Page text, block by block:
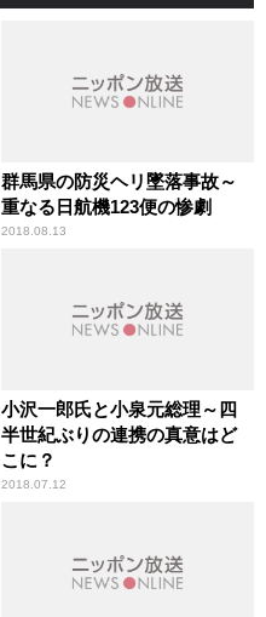
群馬県の防災ヘリ墜落事故～
重なる日航機123便の惨劇
2018.08.13
小沢一郎氏と小泉元総理～四
半世紀ぶりの連携の真意はど
こに？
2018.07.12